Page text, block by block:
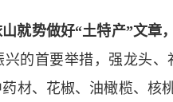
就势做好“土特产”文章
兴的首要举措，强龙头
材、花椒、油橄榄、核